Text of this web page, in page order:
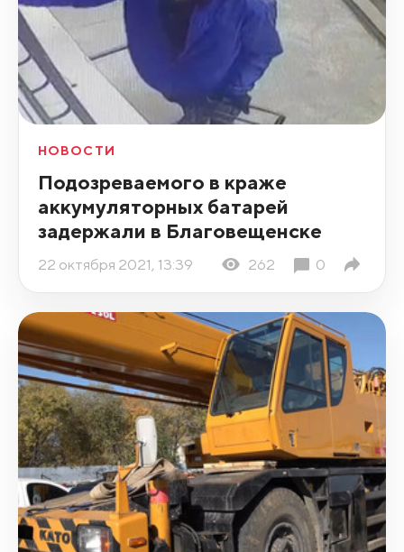
НОВОСТИ
Подозреваемого в краже
аккумуляторных батарей
задержали в Благовещенске
22 октября 2021, 13:39 262 0